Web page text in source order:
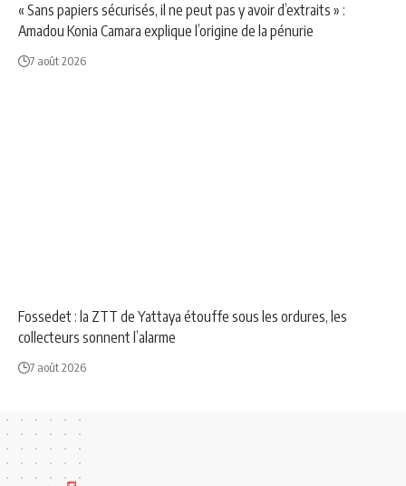
« Sans papiers sécurisés, il ne peut pas y avoir d’extraits » :
Amadou Konia Camara explique l’origine de la pénurie
7 août 2026
Fossedet : la ZTT de Yattaya étouffe sous les ordures, les
collecteurs sonnent l’alarme
7 août 2026